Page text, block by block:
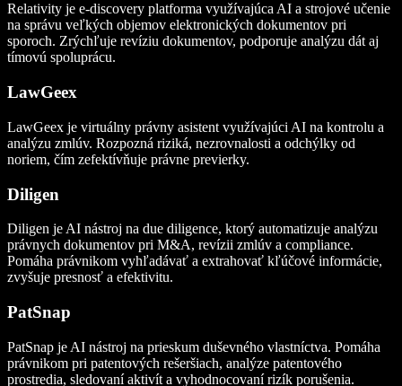
Relativity je e-discovery platforma využívajúca AI a strojové učenie
na správu veľkých objemov elektronických dokumentov pri
sporoch. Zrýchľuje revíziu dokumentov, podporuje analýzu dát aj
tímovú spoluprácu.
LawGeex
LawGeex je virtuálny právny asistent využívajúci AI na kontrolu a
analýzu zmlúv. Rozpozná riziká, nezrovnalosti a odchýlky od
noriem, čím zefektívňuje právne previerky.
Diligen
Diligen je AI nástroj na due diligence, ktorý automatizuje analýzu
právnych dokumentov pri M&A, revízii zmlúv a compliance.
Pomáha právnikom vyhľadávať a extrahovať kľúčové informácie,
zvyšuje presnosť a efektivitu.
PatSnap
PatSnap je AI nástroj na prieskum duševného vlastníctva. Pomáha
právnikom pri patentových rešeršiach, analýze patentového
prostredia, sledovaní aktivít a vyhodnocovaní rizík porušenia.